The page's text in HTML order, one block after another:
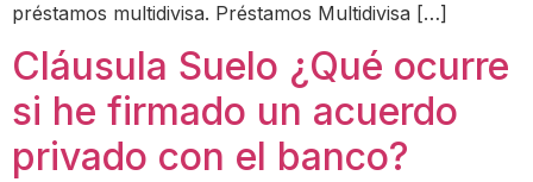
préstamos multidivisa. Préstamos Multidivisa […]
Cláusula Suelo ¿Qué ocurre
si he firmado un acuerdo
privado con el banco?